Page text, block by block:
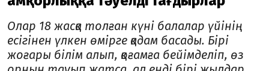
Олар 18 жасқа толған күні балалар үйінің
есігінен үлкен өмірге қадам басады. Бірі
жоғары білім алып, қоғамға бейімделіп, өз